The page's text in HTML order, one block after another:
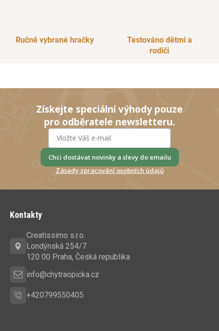
Ručně vybrané hračky
Testováno dětmi a
rodiči
Získejte speciální výhody pouze
pro odběratele newsletteru.
Chci dostávat novinky a slevy do emailu
Zásady zpracování osobních údajů
Kontakty
Creatissimo s.r.o.
Londýnská 254/7
120 00 Praha, Česká republika
info@chytraopicka.cz
+420799550405